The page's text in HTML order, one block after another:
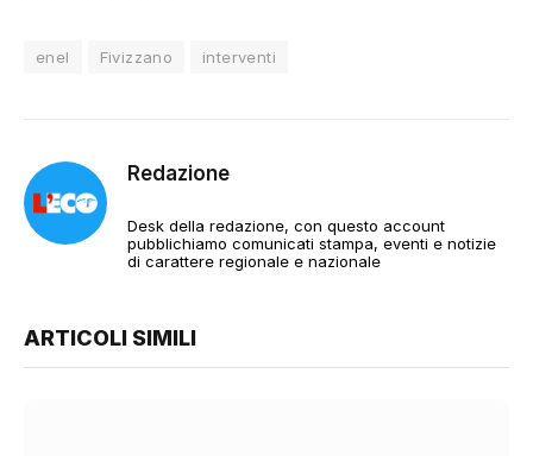
enel Fivizzano interventi
Redazione
Desk della redazione, con questo account
pubblichiamo comunicati stampa, eventi e notizie
di carattere regionale e nazionale
ARTICOLI SIMILI